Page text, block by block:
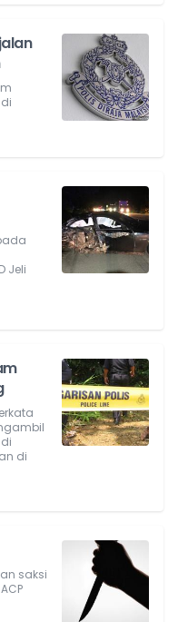
Jeli
di
saksi